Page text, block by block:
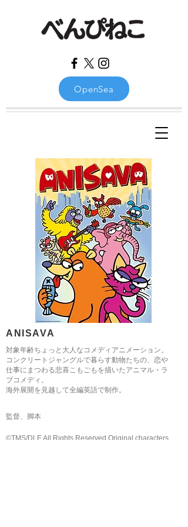
OpenSea
ANISAVA
対象年齢ちょっと大人なコメディアニメーション。
コンクリートジャングルで暮らす動物たちの、恋や
仕事にまつわる悲喜こもごもを描いたアニマル・ラ
ブコメディ。
​海外展開を見越して全編英語で制作。
​監督、脚本
©TMS/DLE All Rights Reserved Original characters